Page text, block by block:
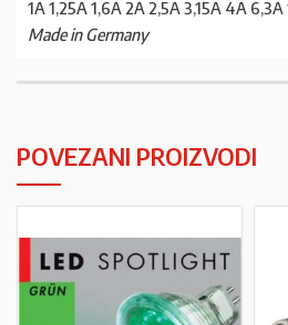
1A 1,25A 1,6A 2A 2,5A 3,15A 4A 6,3A
Made in Germany
POVEZANI PROIZVODI